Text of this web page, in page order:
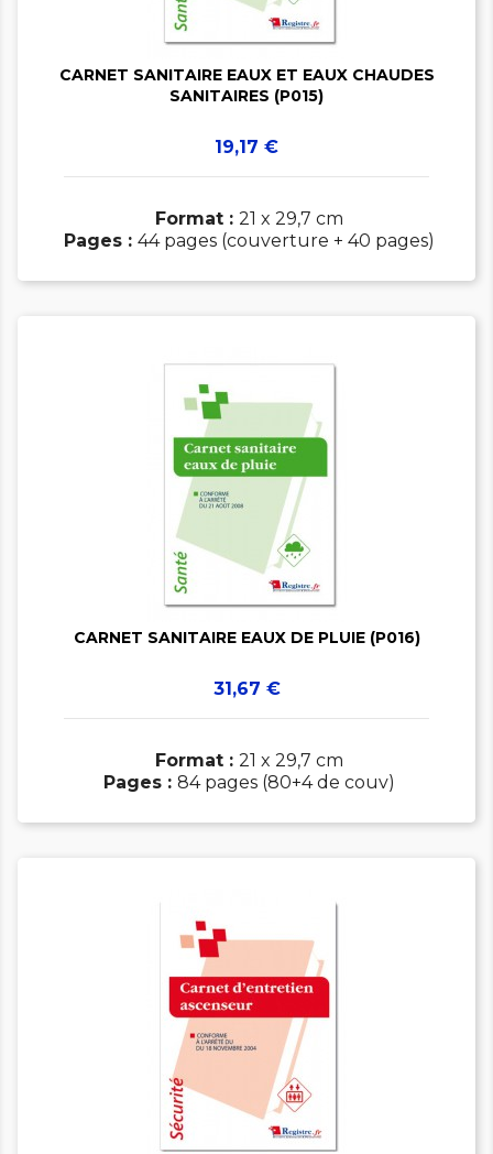

CARNET SANITAIRE EAUX ET EAUX CHAUDES
SANITAIRES (P015)
Prix
19,17 €
Format : 21 x 29,7 cm
Pages : 44 pages (couverture + 40 pages)


CARNET SANITAIRE EAUX DE PLUIE (P016)
Prix
31,67 €
Format : 21 x 29,7 cm
Pages : 84 pages (80+4 de couv)
